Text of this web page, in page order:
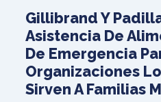
Gillibrand Y
Asistencia De
De Emergencia
Organizaciones
Sirven A Familias